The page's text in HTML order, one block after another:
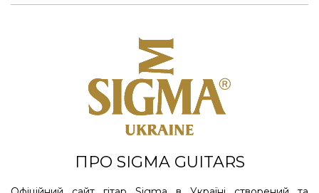
ПРО SIGMA GUITARS